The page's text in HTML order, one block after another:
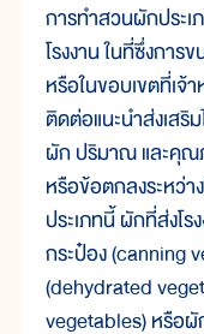
การทำสวนผักประ
โรงงาน ในที่ซึ่งการ
หรือในขอบเขตที่เจ้า
ติดต่อแนะนำส่งเส
ผัก ปริมาณ และคุ
หรือข้อตกลงระหว่า
ประเภทนี้ ผักที่ส่งโร
กระป๋อง (canning
(dehydrated
vegetables) หรือ